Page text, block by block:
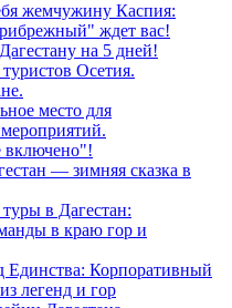
жемчужину Каспия:
ждет вас!
на 5 дней!
Осетия.
место для
— зимняя сказка в
в Дагестан:
в краю гор и
Единства: Корпоративный
легенд и гор